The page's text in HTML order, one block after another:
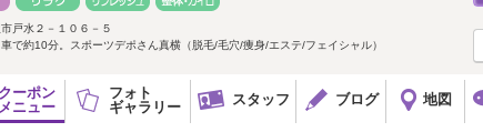
戸水２－１０６－５
で約10分。スポーツデポさん真横（脱毛/毛穴/痩身/エステ/フェイシャル）
クーポン
メニュー
フォト
ギャラリー
スタッフ ブログ 地図